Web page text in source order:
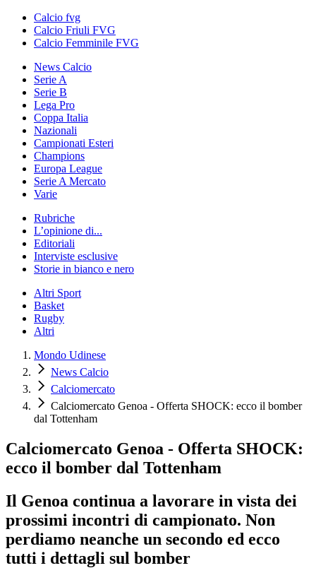
Calcio fvg
Calcio Friuli FVG
Calcio Femminile FVG
News Calcio
Serie A
Serie B
Lega Pro
Coppa Italia
Nazionali
Campionati Esteri
Champions
Europa League
Serie A Mercato
Varie
Rubriche
L’opinione di...
Editoriali
Interviste esclusive
Storie in bianco e nero
Altri Sport
Basket
Rugby
Altri
Mondo Udinese
News Calcio
Calciomercato
Calciomercato Genoa - Offerta SHOCK: ecco il bomber
dal Tottenham
Calciomercato Genoa - Offerta SHOCK:
ecco il bomber dal Tottenham
Il Genoa continua a lavorare in vista dei
prossimi incontri di campionato. Non
perdiamo neanche un secondo ed ecco
tutti i dettagli sul bomber